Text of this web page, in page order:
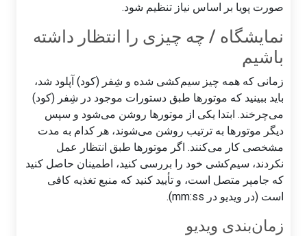
صورت پویا بر اساس نیاز تنظیم شود.
نمایشگاه / چه چیزی را انتظار داشته
باشیم
زمانی که همه چیز سیم‌کشی شده و شِفر (کود) آپلود شد،
باید ببینید که موتورها طبق دستورات موجود در شِفر (کود)
می‌چرخند. ابتدا یکی از موتورها روشن می‌شود و سپس
دیگر موتورها به ترتیب روشن می‌شوند، هر کدام به مدت
مشخصی کار می‌کنند. اگر موتورها طبق انتظار عمل
نکردند، سیم‌کشی خود را بررسی کنید، اطمینان حاصل کنید
که جامپر متصل است، و تأیید کنید که منبع تغذیه کافی
است (در ویدیو در mm:ss).
زمان‌بندی ویدیو